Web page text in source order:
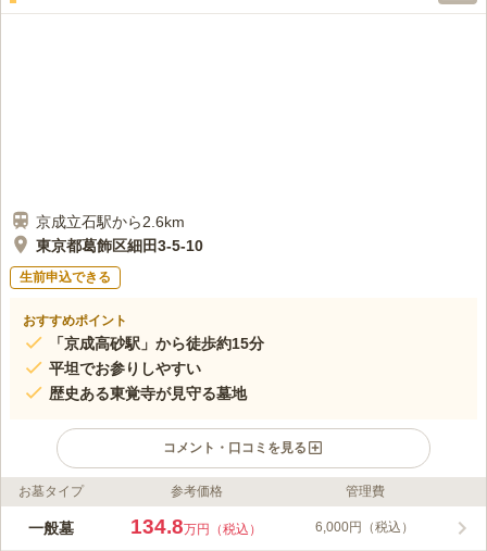
京成立石駅から2.6km
東京都葛飾区細田3-5-10
生前申込できる
おすすめポイント
「京成高砂駅」から徒歩約15分
平坦でお参りしやすい
歴史ある東覚寺が見守る墓地
コメント・口コミを見る
ライフドット編集部のコメント
東覚寺は、東京都葛飾区にある日当たり良好な寺院墓地です。お
お墓タイプ 参考価格 管理費
一般墓 134.8万円（税込） 6,000円（税込）